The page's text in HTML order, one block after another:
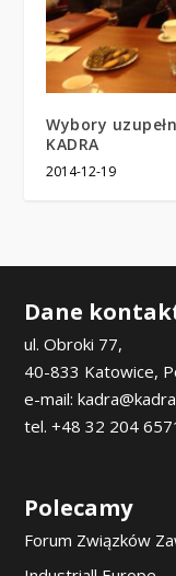
Wybory
KADRA
2014-12-19
Dane
ul. Obroki 77,
40-833 Katowice,
e-mail:
tel. +48 32 204
Polecamy
Forum Związków